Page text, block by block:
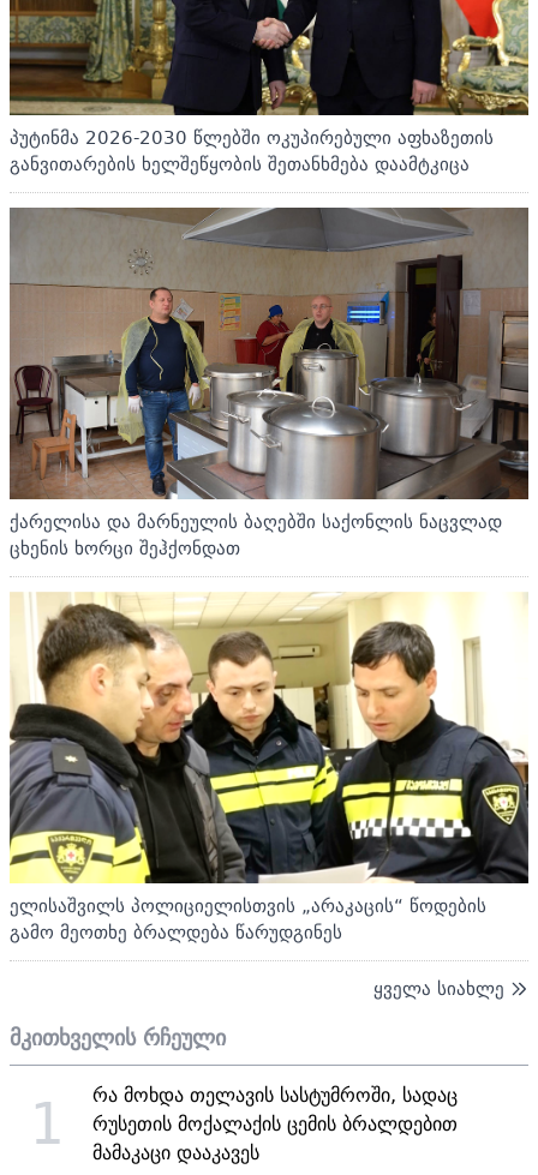
პუტინმა 2026-2030 წლებში ოკუპირებული აფხაზეთის
განვითარების ხელშეწყობის შეთანხმება დაამტკიცა
ქარელისა და მარნეულის ბაღებში საქონლის ნაცვლად
ცხენის ხორცი შეჰქონდათ
ელისაშვილს პოლიციელისთვის „არაკაცის“ წოდების
გამო მეოთხე ბრალდება წარუდგინეს
ყველა სიახლე
მკითხველის რჩეული
1
რა მოხდა თელავის სასტუმროში, სადაც
რუსეთის მოქალაქის ცემის ბრალდებით
მამაკაცი დააკავეს